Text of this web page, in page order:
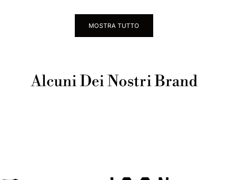
MOSTRA TUTTO
Alcuni Dei Nostri Brand